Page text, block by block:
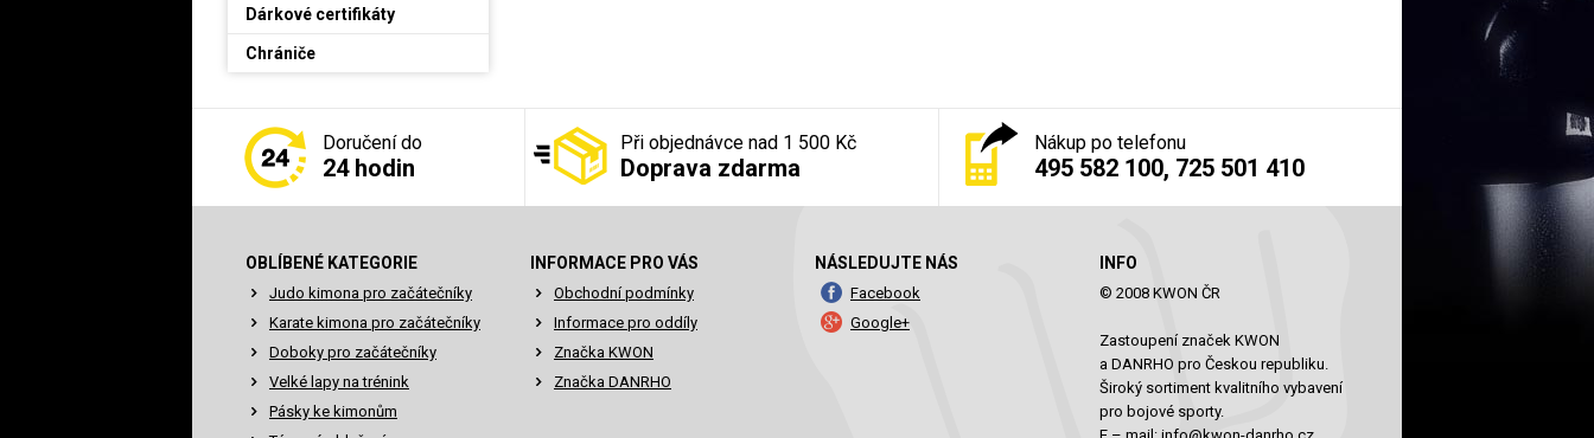
Dárkové certifikáty
Chrániče
Doručení do
24 hodin
Při objednávce nad 1 500 Kč
Doprava zdarma
Nákup po telefonu
495 582 100, 725 501 410
OBLÍBENÉ KATEGORIE
Judo kimona pro začátečníky
Karate kimona pro začátečníky
Doboky pro začátečníky
Velké lapy na trénink
Pásky ke kimonům
INFORMACE PRO VÁS
Obchodní podmínky
Informace pro oddíly
Značka KWON
Značka DANRHO
NÁSLEDUJTE NÁS
Facebook
Google+
INFO
© 2008 KWON ČR
Zastoupení značek KWON
a DANRHO pro Českou republiku.
Široký sortiment kvalitního vybavení
pro bojové sporty.